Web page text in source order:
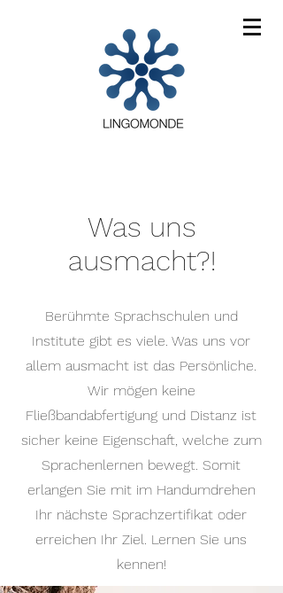
Was uns
ausmacht?!
Berühmte Sprachschulen und
Institute gibt es viele. Was uns vor
allem ausmacht ist das Persönliche.
Wir mögen keine
Fließbandabfertigung und Distanz ist
sicher keine Eigenschaft, welche zum
Sprachenlernen bewegt. Somit
erlangen Sie mit im Handumdrehen
Ihr nächste Sprachzertifikat oder
erreichen Ihr Ziel. Lernen Sie uns
kennen!